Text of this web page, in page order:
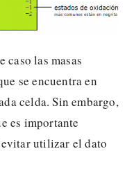
caso las masas
se encuentra en
celda. Sin embargo,
es importante
utilizar el dato